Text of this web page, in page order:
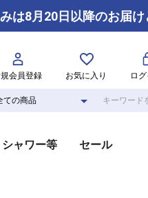
は8月20日以降のお届け
会員登録
お気に入り ロ
ャワー等 セール